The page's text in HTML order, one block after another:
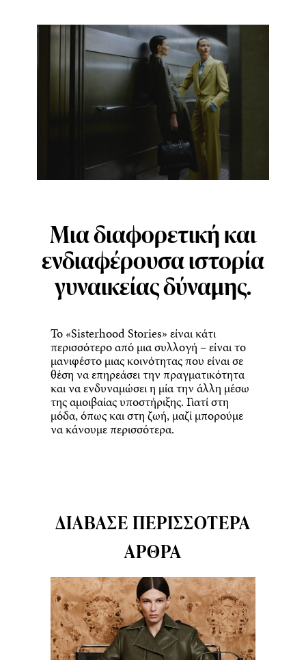
Μια διαφορετική και
ενδιαφέρουσα ιστορία
γυναικείας δύναμης.
Το «Sisterhood Stories» είναι κάτι
περισσότερο από μια συλλογή – είναι το
μανιφέστο μιας κοινότητας που είναι σε
θέση να επηρεάσει την πραγματικότητα
και να ενδυναμώσει η μία την άλλη μέσω
της αμοιβαίας υποστήριξης. Γιατί στη
μόδα, όπως και στη ζωή, μαζί μπορούμε
να κάνουμε περισσότερα.
ΔΙΆΒΑΣΕ ΠΕΡΙΣΣΌΤΕΡΑ
ΆΡΘΡΑ